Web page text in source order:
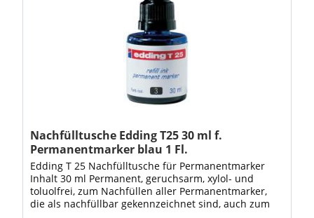
Nachfülltusche Edding T25 30 ml f.
Permanentmarker blau 1 Fl.
Edding T 25 Nachfülltusche für Permanentmarker
Inhalt 30 ml Permanent, geruchsarm, xylol- und
toluolfrei, zum Nachfüllen aller Permanentmarker,
die als nachfüllbar gekennzeichnet sind, auch zum